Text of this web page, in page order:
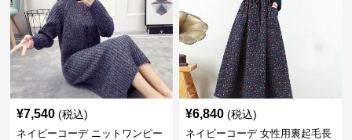
¥7,540 (税込)
ネイビーコーデ ニットワンピー
¥6,840 (税込)
ネイビーコーデ 女性用裏起毛長